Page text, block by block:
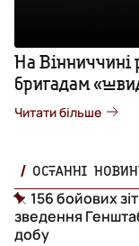
На Вінниччині
бригадам
Читати більше
ОСТАННІ
156 бойових
зведення
добу